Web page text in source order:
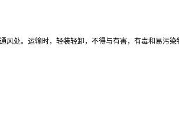
风处。运输时，轻装轻卸，不得与有害，有毒和易污